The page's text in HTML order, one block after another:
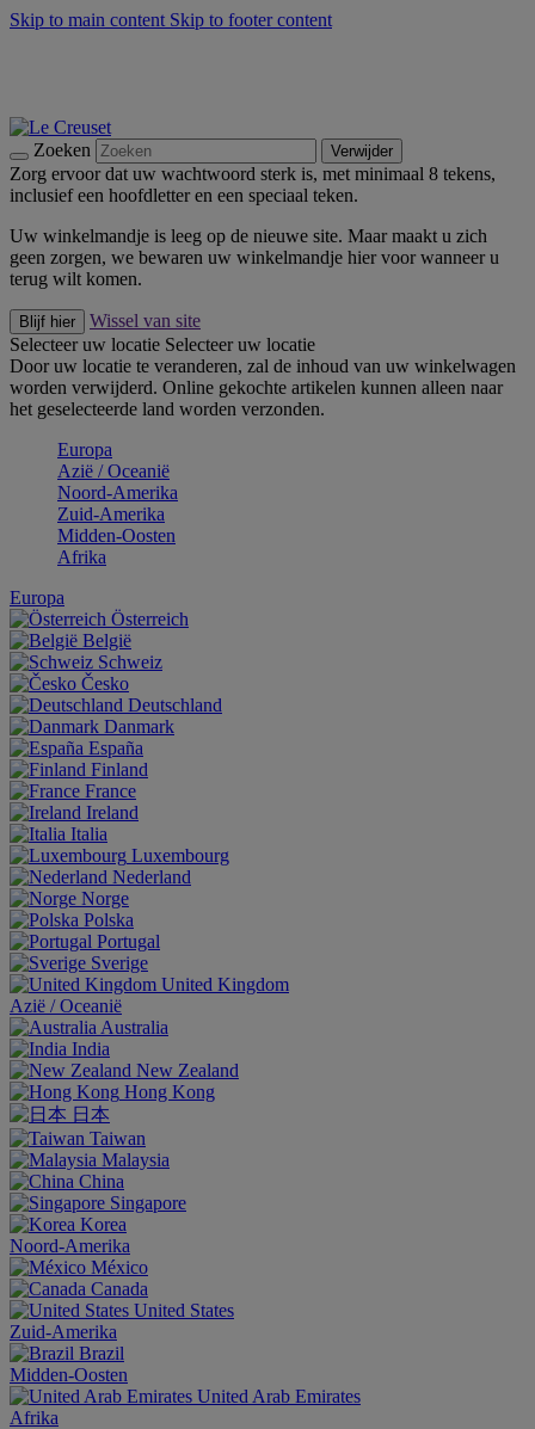
Skip to main content Skip to footer content
Zoeken Verwijder
Zorg ervoor dat uw wachtwoord sterk is, met minimaal 8 tekens,
inclusief een hoofdletter en een speciaal teken.
Uw winkelmandje is leeg op de nieuwe site. Maar maakt u zich
geen zorgen, we bewaren uw winkelmandje hier voor wanneer u
terug wilt komen.
Blijf hier
Wissel van site
Selecteer uw locatie Selecteer uw locatie
Door uw locatie te veranderen, zal de inhoud van uw winkelwagen
worden verwijderd. Online gekochte artikelen kunnen alleen naar
het geselecteerde land worden verzonden.
Europa
Aziё / Oceaniё
Noord-Amerika
Zuid-Amerika
Midden-Oosten
Afrika
Europa
Österreich
België
Schweiz
Česko
Deutschland
Danmark
España
Finland
France
Ireland
Italia
Luxembourg
Nederland
Norge
Polska
Portugal
Sverige
United Kingdom
Aziё / Oceaniё
Australia
India
New Zealand
Hong Kong
日本
Taiwan
Malaysia
China
Singapore
Korea
Noord-Amerika
México
Canada
United States
Zuid-Amerika
Brazil
Midden-Oosten
United Arab Emirates
Afrika